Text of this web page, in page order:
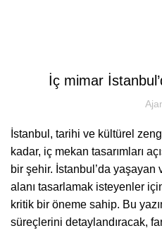
İç mimar
İstanbul, tarihi ve kültürel
kadar, iç mekan tasarımları
bir şehir. İstanbul’da
alanı tasarlamak isteyenler
kritik bir öneme sahip. Bu
süreçlerini detaylandıracak,